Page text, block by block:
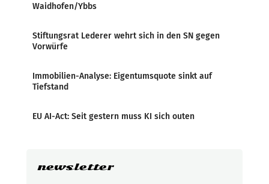
Waidhofen/Ybbs
Stiftungsrat Lederer wehrt sich in den SN gegen
Vorwürfe
Immobilien-Analyse: Eigentumsquote sinkt auf
Tiefstand
EU AI-Act: Seit gestern muss KI sich outen
newsletter